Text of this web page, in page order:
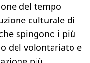
del tempo
culturale di
spingono i più
del volontariato e